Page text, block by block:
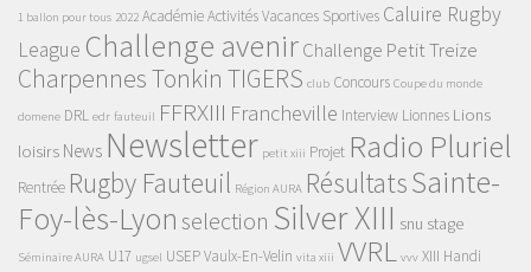
1 ballon pour tous 2022 AcadémieActivités Vacances Sportives Caluire Rugby
League Challenge avenirChallenge Petit Treize
Charpennes Tonkin TIGERS club Concours Coupe du monde
domene DRL edr fauteuil FFRXIII Francheville Interview Lionnes Lions
loisirs News Newsletter petit xiii Projet Radio Pluriel
Rentrée Rugby Fauteuil Région AURA RésultatsSainte-
Foy-lès-Lyon selection Silver XIII snu stage
Séminaire AURA U17 ugsel USEPVaulx-En-Velin vita xiii VVRL vvv XIII Handi